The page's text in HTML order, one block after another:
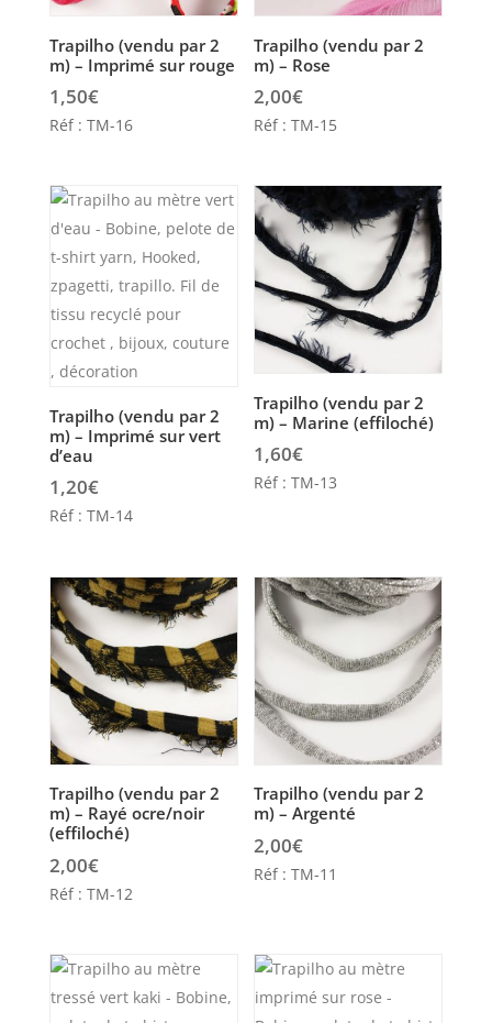
Trapilho (vendu par 2
m) – Imprimé sur rouge
1,50€
Réf : TM-16
Trapilho (vendu par 2
m) – Rose
2,00€
Réf : TM-15
Trapilho (vendu par 2
m) – Imprimé sur vert
d’eau
1,20€
Réf : TM-14
Trapilho (vendu par 2
m) – Marine (effiloché)
1,60€
Réf : TM-13
Trapilho (vendu par 2
m) – Rayé ocre/noir
(effiloché)
2,00€
Réf : TM-12
Trapilho (vendu par 2
m) – Argenté
2,00€
Réf : TM-11